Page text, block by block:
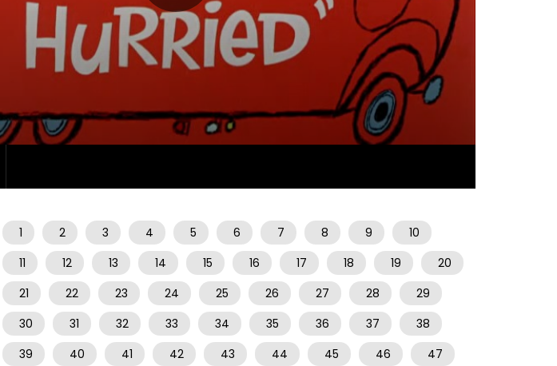
06:50
1 2 3 4 5 6 7 8 9
10
11
12 13 14 15 16 17 18 19
20
21
22 23 24 25 26 27 28
29
30
31 32 33 34 35 36 37
38
39
40 41 42 43 44 45 46
47